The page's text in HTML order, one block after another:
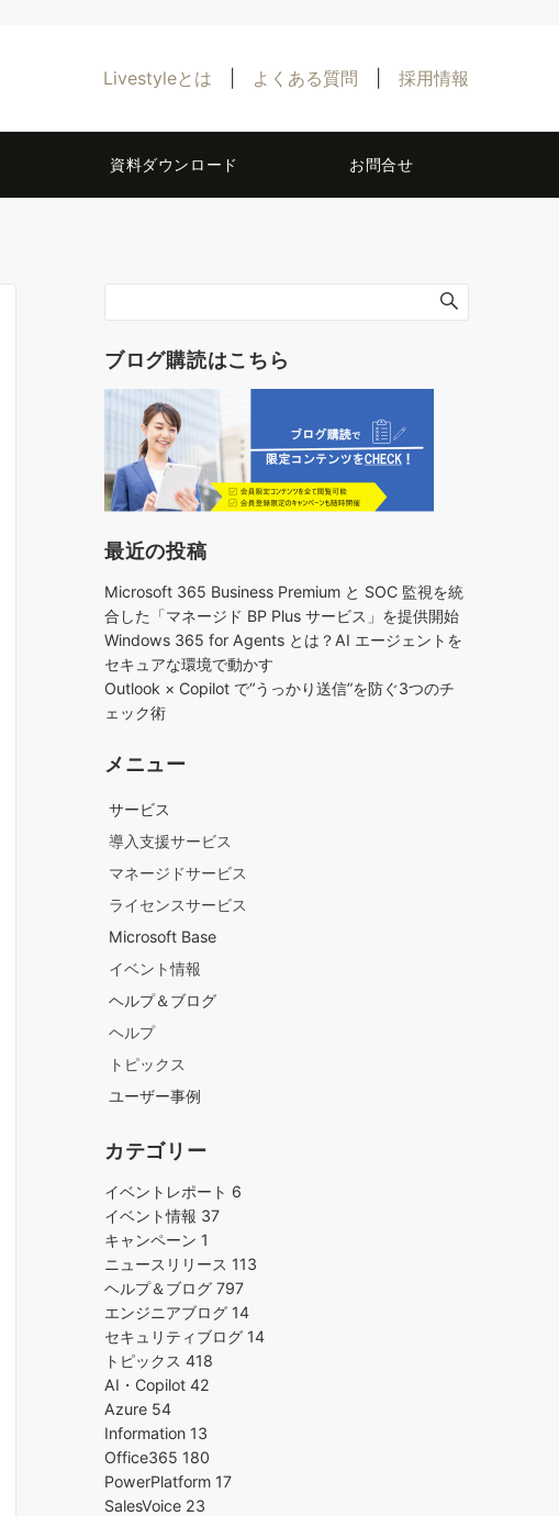
Livestyleとは よくある質問 採用情報
資料ダウンロード お問合せ
ブログ購読はこちら
最近の投稿
Microsoft 365 Business Premium と SOC 監視を統
合した「マネージド BP Plus サービス」を提供開始
Windows 365 for Agents とは？AI エージェントを
セキュアな環境で動かす
Outlook × Copilot で“うっかり送信”を防ぐ3つのチ
ェック術​
メニュー
サービス
導入支援サービス
マネージドサービス
ライセンスサービス
Microsoft Base
イベント情報
ヘルプ＆ブログ
ヘルプ
トピックス
ユーザー事例
カテゴリー
イベントレポート 6
イベント情報 37
キャンペーン 1
ニュースリリース 113
ヘルプ＆ブログ 797
エンジニアブログ 14
セキュリティブログ 14
トピックス 418
AI・Copilot 42
Azure 54
Information 13
Office365 180
PowerPlatform 17
SalesVoice 23